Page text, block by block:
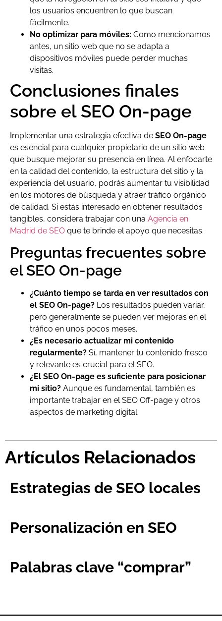
los usuarios encuentren lo que buscan
fácilmente.
No optimizar para móviles: Como mencionamos
antes, un sitio web que no se adapta a
dispositivos móviles puede perder muchas
visitas.
Conclusiones finales
sobre el SEO On-page
Implementar una estrategia efectiva de SEO On-page
es esencial para cualquier propietario de un sitio web
que busque mejorar su presencia en línea. Al enfocarte
en la calidad del contenido, la estructura del sitio y la
experiencia del usuario, podrás aumentar tu visibilidad
en los motores de búsqueda y atraer tráfico orgánico
de calidad. Si estás interesado en obtener resultados
tangibles, considera trabajar con una Agencia en
Madrid de SEO que te brinde el apoyo que necesitas.
Preguntas frecuentes sobre
el SEO On-page
¿Cuánto tiempo se tarda en ver resultados con
el SEO On-page? Los resultados pueden variar,
pero generalmente se pueden ver mejoras en el
tráfico en unos pocos meses.
¿Es necesario actualizar mi contenido
regularmente? Sí, mantener tu contenido fresco
y relevante es crucial para el SEO.
¿El SEO On-page es suficiente para posicionar
mi sitio? Aunque es fundamental, también es
importante trabajar en el SEO Off-page y otros
aspectos de marketing digital.
Artículos Relacionados
Estrategias de SEO locales
Personalización en SEO
Palabras clave “comprar”